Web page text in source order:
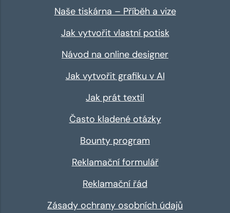
Naše tiskárna – Příběh a vize
Jak vytvořit vlastní potisk
Návod na online designer
Jak vytvořit grafiku v AI
Jak prát textil
Často kladené otázky
Bounty program
Reklamační formulář
Reklamační řád
Zásady ochrany osobních údajů